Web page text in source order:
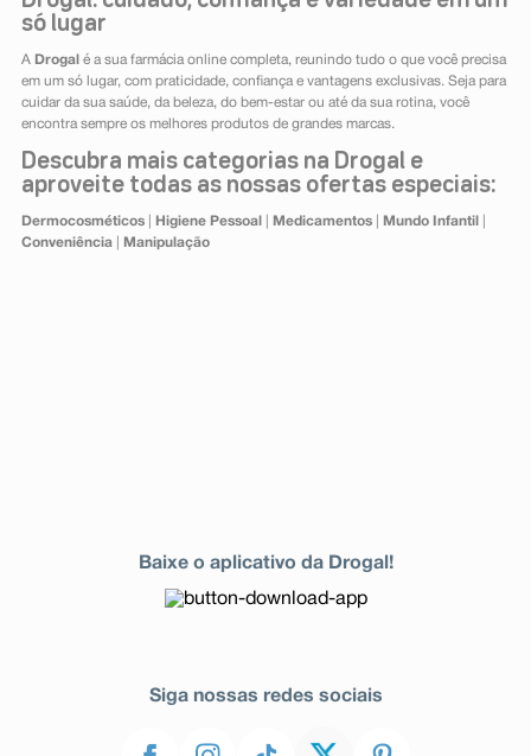
só lugar
A Drogal é a sua farmácia online completa, reunindo tudo o que você precisa
em um só lugar, com praticidade, confiança e vantagens exclusivas. Seja para
cuidar da sua saúde, da beleza, do bem-estar ou até da sua rotina, você
encontra sempre os melhores produtos de grandes marcas.
Descubra mais categorias na Drogal e
aproveite todas as nossas ofertas especiais:
Dermocosméticos| Higiene Pessoal Medicamentos| Mundo Infantil
Conveniência| Manipulação
Baixe o aplicativo da Drogal!
Siga nossas redes sociais